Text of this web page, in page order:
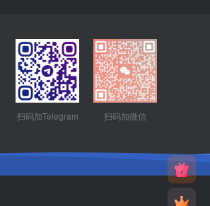
扫码加Telegram 扫码加微信